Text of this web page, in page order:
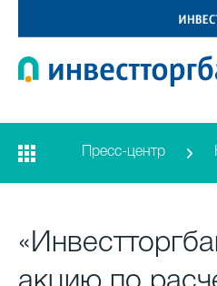
Пресс-центр